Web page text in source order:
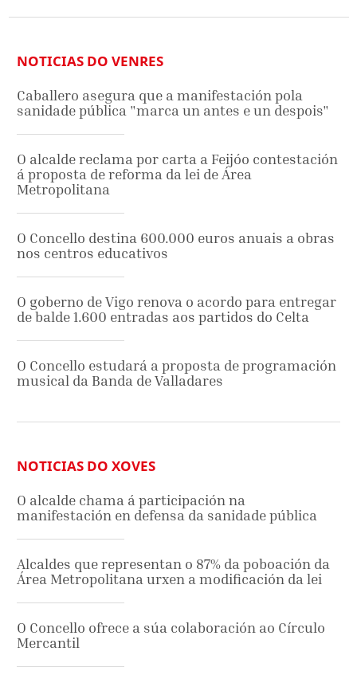
NOTICIAS DO VENRES
Caballero asegura que a manifestación pola
sanidade pública "marca un antes e un despois"
O alcalde reclama por carta a Feijóo contestación
á proposta de reforma da lei de Área
Metropolitana
O Concello destina 600.000 euros anuais a obras
nos centros educativos
O goberno de Vigo renova o acordo para entregar
de balde 1.600 entradas aos partidos do Celta
O Concello estudará a proposta de programación
musical da Banda de Valladares
NOTICIAS DO XOVES
O alcalde chama á participación na
manifestación en defensa da sanidade pública
Alcaldes que representan o 87% da poboación da
Área Metropolitana urxen a modificación da lei
O Concello ofrece a súa colaboración ao Círculo
Mercantil